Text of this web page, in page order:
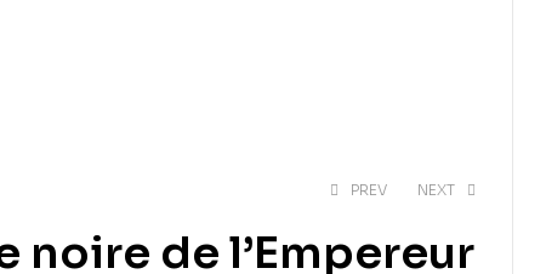
PREV
EGP 702.00
NEXT
EGP130.00
noire de l’Empereur